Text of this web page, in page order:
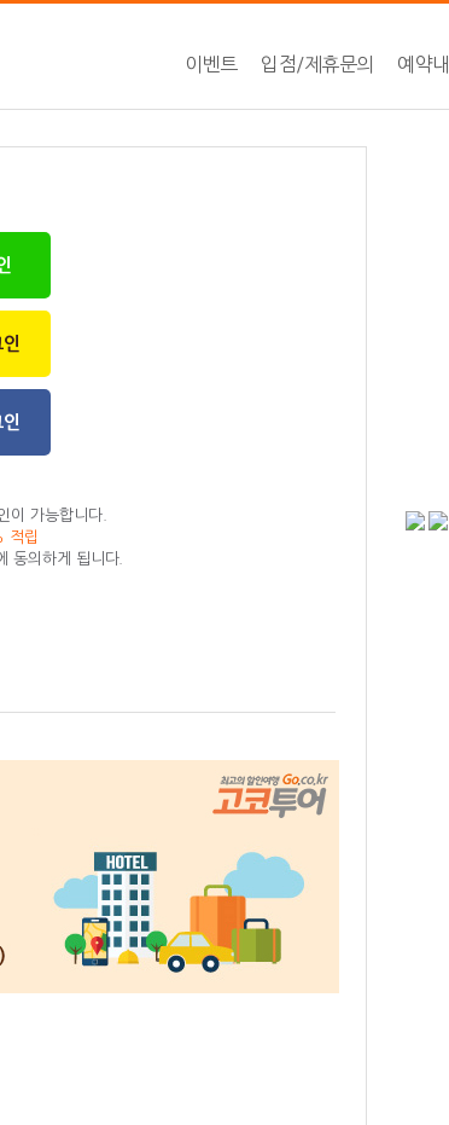
이벤트 입점/제휴문의 예약
이 가능합니다.
적립
동의하게 됩니다.